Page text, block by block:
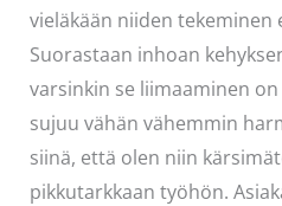
vieläkään niiden tekeminen
Suorastaan inhoan
varsinkin se liimaaminen
sujuu vähän vähemmin
siinä, että olen niin
pikkutarkkaan työhön.